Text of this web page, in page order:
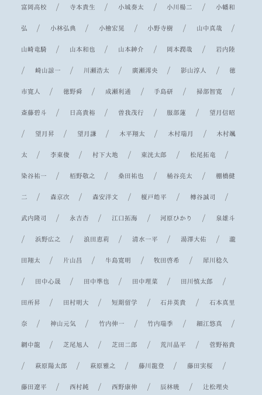
富岡高校 / 寺本貴生 /小城奏太 /小川楊二 / 小幡和
弘 /小林弘典 /小檜宏晃 /小野寺樹 / 山中真哉 /
山崎竜騎 / 山本和也 / 山本紳介 / 岡本潤哉 / 岩内陸
/ 崎山諒一 / 川瀬浩太 / 廣瀬澪央 / 影山淳人 /徳
市寛人 /徳野舜 / 成瀬利通 / 手島研 / 掃部智寛 /
斎藤碧斗 / 日高貴裕 / 曽我茂行 / 服部蓮 / 望月信昭
/ 望月昇 / 望月謙 / 木平翔太 / 木村瑞月 / 木村颯
太 / 李東俊 /村下大地 / 東洸太郎 / 松尾拓竜 /
染谷祐一 /栢野敬之 / 桑田祐也 /桶谷亮太 / 棚橋健
二 / 森京次 / 森安洋文 /榎戸皓平 / 樽谷誠司 /
武内隆司 / 永吉杏 / 江口拓海 / 河原ひかり / 泉雄斗
/ 浜野広之 / 浪田恵莉 / 清水一平 / 湯澤大佑 /瀧
田翔太 / 片山昌 / 牛島寛明 /牧田啓希 / 犀川稔久
/ 田中心晟 / 田中準也 / 田中理菜 / 田川慎太郎 /
田所昇 / 田村明大 /短期留学 /石井英貴 / 石本真里
奈 /神山元気 /竹内伸一 /竹内瑞季 / 細江悠真 /
網中龍 / 芝尾旭人 / 芝田二郎 / 荒川晶平 / 菅野裕貴
/ 萩原陽太郎 / 萩原雅之 / 藤川龍登 / 藤田実桜 /
藤田遼平 / 西村純 / 西野康伸 / 辰林暁 / 辻松理央